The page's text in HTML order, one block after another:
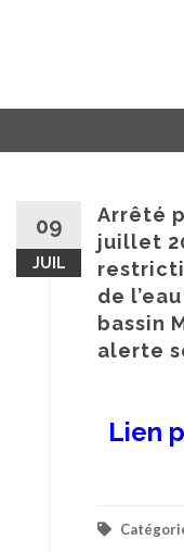
09
JUIL
Arrêté
juillet
de
bassin
alerte
Lien